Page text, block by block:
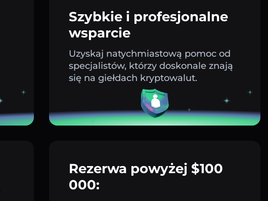
Szybkie i profesjonalne
wsparcie
Uzyskaj natychmiastową pomoc od
specjalistów, którzy doskonale znają
się na giełdach kryptowalut.
Rezerwa powyżej $100
000: